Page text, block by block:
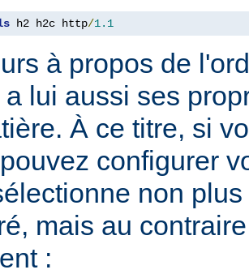
h2 h2c http/1.1
à propos de
lui aussi ses
À ce titre, si
configurer
non
mais au
: